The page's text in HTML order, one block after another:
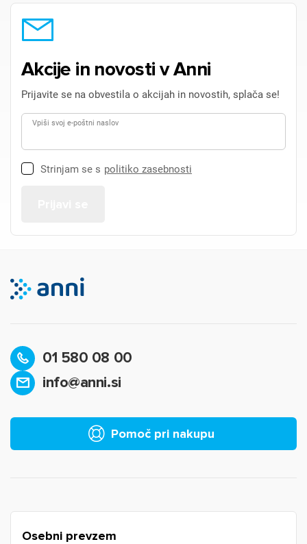
Akcije in novosti v Anni
Prijavite se na obvestila o akcijah in novostih, splača se!
Vpiši svoj e-poštni naslov
Strinjam se s politiko zasebnosti
01 580 08 00
info@anni.si
Pomoč pri nakupu
Osebni prevzem